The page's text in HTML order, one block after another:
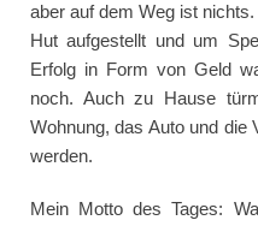
aber auf dem Weg ist
Hut aufgestellt und um
Erfolg in Form von Geld
noch. Auch zu Hause
Wohnung, das Auto und die
werden.
Mein Motto des Tages: